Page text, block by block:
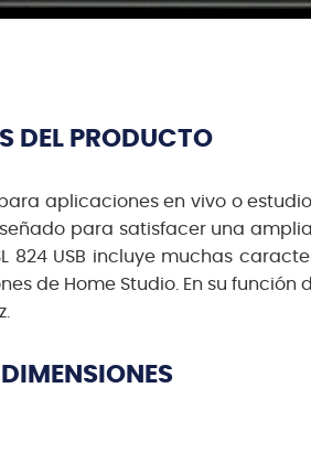
DEL PRODUCTO
para aplicaciones en vivo o
para satisfacer una
824 USB incluye muchas
de Home Studio. En su función